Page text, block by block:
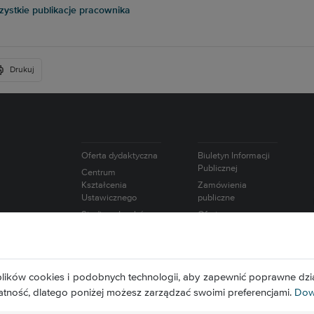
publikacje pracownika
Drukuj
Oferta dydaktyczna
Centrum
Kształcenia
Ustawicznego
Studium Języków
Humanistycznych i
Wychowania
Biuletyn Informacji
Publicznej
Zamówienia
publiczne
Oferty pracy
Naukowca
cookies i podobnych technologii, aby zapewnić poprawne
dlatego poniżej możesz zarządzać swoimi preferencjami.